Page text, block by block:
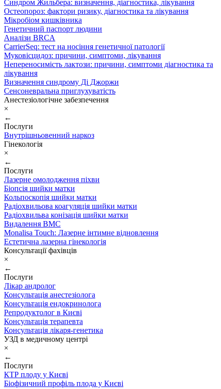
Синдром Жильбера: визначення, діагностика, лікування
Остеопороз: фактори ризику, діагностика та лікування
Мікробіом кишківника
Генетичний паспорт людини
Аналізи BRCA
CarrierSeq: тест на носіння генетичної патології
Муковісцидоз: причини, симптоми, лікування
Непереносимість лактози: причини, симптоми діагностика та
лікування
Визначення синдрому Ді Джоржи
Сенсоневральна приглухуватість
Анестезіологічне забезпечення
×
←
Послуги
Внутрішньовенний наркоз
Гінекологія
×
←
Послуги
Лазерне омолодження піхви
Біопсія шийки матки
Кольпоскопія шийки матки
Радіохвильова коагуляція шийки матки
Радіохвильва конізація шийки матки
Видалення ВМС
Monalisa Touch: Лазерне інтимне відновлення
Естетична лазерна гінекологія
Консультації фахівців
×
←
Послуги
Лікар андролог
Консультація анестезіолога
Консультація ендокринолога
Репродуктолог в Києві
Консультація терапевта
Консультація лікаря-генетика
УЗД в медичному центрі
×
←
Послуги
КТР плоду у Києві
Біофізичний профіль плода у Києві